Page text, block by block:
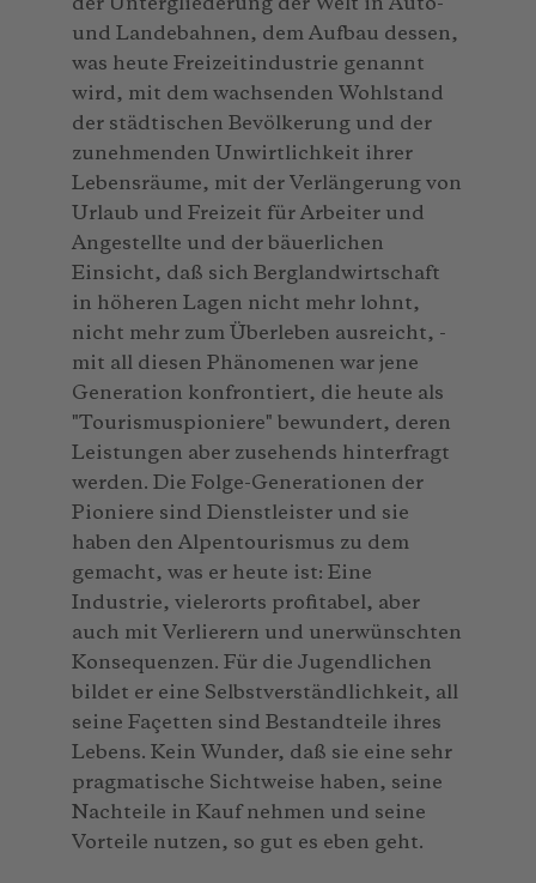
und Landebahnen, dem Aufbau dessen,
was heute Freizeitindustrie genannt
wird, mit dem wachsenden Wohlstand
der städtischen Bevölkerung und der
zunehmenden Unwirtlichkeit ihrer
Lebensräume, mit der Verlängerung von
Urlaub und Freizeit für Arbeiter und
Angestellte und der bäuerlichen
Einsicht, daß sich Berglandwirtschaft
in höheren Lagen nicht mehr lohnt,
nicht mehr zum Überleben ausreicht, -
mit all diesen Phänomenen war jene
Generation konfrontiert, die heute als
"Tourismuspioniere" bewundert, deren
Leistungen aber zusehends hinterfragt
werden. Die Folge-Generationen der
Pioniere sind Dienstleister und sie
haben den Alpentourismus zu dem
gemacht, was er heute ist: Eine
Industrie, vielerorts profitabel, aber
auch mit Verlierern und unerwünschten
Konsequenzen. Für die Jugendlichen
bildet er eine Selbstverständlichkeit, all
seine Façetten sind Bestandteile ihres
Lebens. Kein Wunder, daß sie eine sehr
pragmatische Sichtweise haben, seine
Nachteile in Kauf nehmen und seine
Vorteile nutzen, so gut es eben geht.